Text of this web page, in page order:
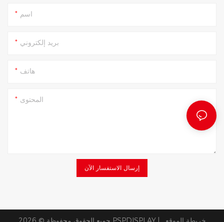
اسم
بريد إلكتروني
هاتف
المحتوى
إرسال الاستفسار الآن